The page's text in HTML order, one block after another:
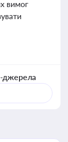
вимог
джерела